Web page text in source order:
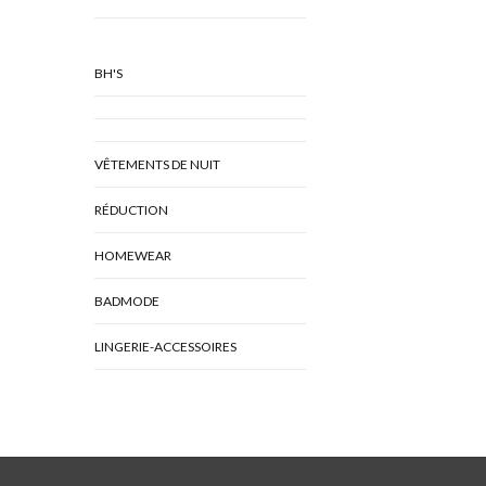
BH'S
VÊTEMENTS DE NUIT
RÉDUCTION
HOMEWEAR
BADMODE
LINGERIE-ACCESSOIRES